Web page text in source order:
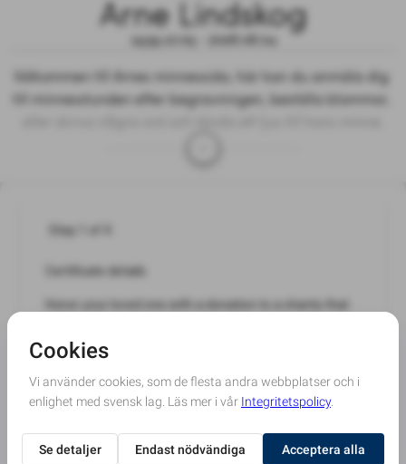
Arne Lindskog
1939.10.05 - 2026.06.04
Välkommen till Arnes minnessida, här kan du anmäla dig
till minnesstunden efter begravningen, beställa blommor,